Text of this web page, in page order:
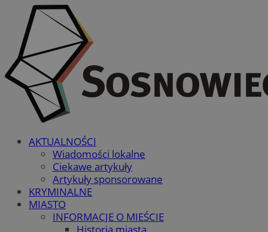
AKTUALNOŚCI
Wiadomości lokalne
Ciekawe artykuły
Artykuły sponsorowane
KRYMINALNE
MIASTO
INFORMACJE O MIEŚCIE